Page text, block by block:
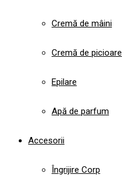
Cremă de mâini
Cremă de picioare
Epilare
Apă de parfum
Accesorii
Îngrijire Corp